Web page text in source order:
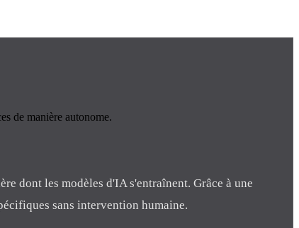
de manière autonome.
dont les modèles d'IA s'entraînent. Grâce à une
sans intervention humaine.